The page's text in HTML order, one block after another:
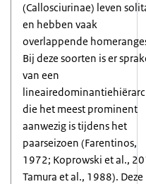
(Callosciurinae) leven
en hebben vaak
overlappende
Bij deze soorten is er
van een
die het meest prominent
aanwezig is tijdens het
paarseizoen (Farentinos,
1972; Koprowski et al.,
Tamura et al., 1988). Deze